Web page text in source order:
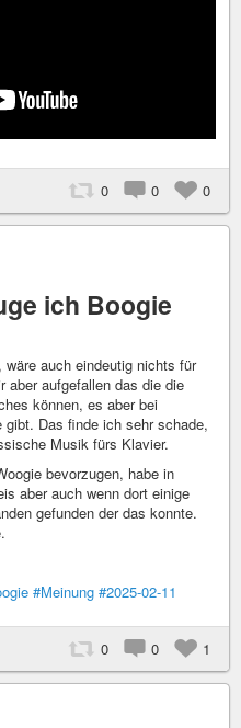
0 0 0
ich Boogie
auch eindeutig nichts für
aber aufgefallen das die die
können, es aber bei
gibt. Das finde ich sehr schade,
Musik fürs Klavier.
bevorzugen, habe in
aber auch wenn dort einige
gefunden der das konnte.
#Meinung #2025-02-11
0 0 1